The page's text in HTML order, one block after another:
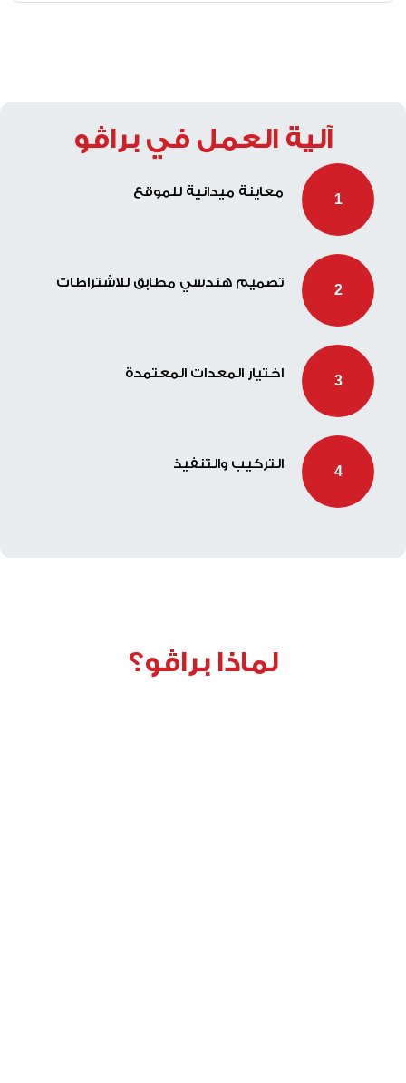
آلية العمل في براڤو
1 معاينة ميدانية للموقع
2 تصميم هندسي مطابق للاشتراطات
3 اختيار المعدات المعتمدة
4 التركيب والتنفيذ
لماذا براڤو؟